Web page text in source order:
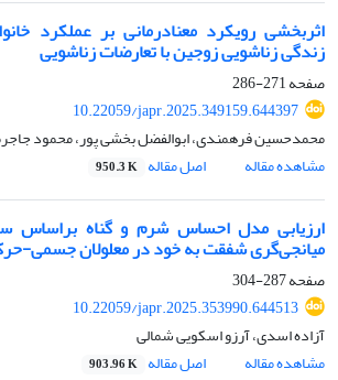
اثربخشی رویکرد معنادرمانی بر عملکرد
زندگی زناشویی زوجین با تعارضات زناشویی
صفحه271-286
10.22059/japr.2025.349159.644397
محمدحسین فرهمندی، ابوالفضل بخشی پور، محمود
مشاهده مقاله
اصل مقاله 950.3 K
ارزیابی مدل احساس شرم و گناه براساس
میانجی‌گری شفقت به خود در معلولان جسمی-
صفحه287-304
10.22059/japr.2025.353990.644513
آزاده اسدی، آرزو اسکویی شمالی
مشاهده مقاله
اصل مقاله 903.96 K